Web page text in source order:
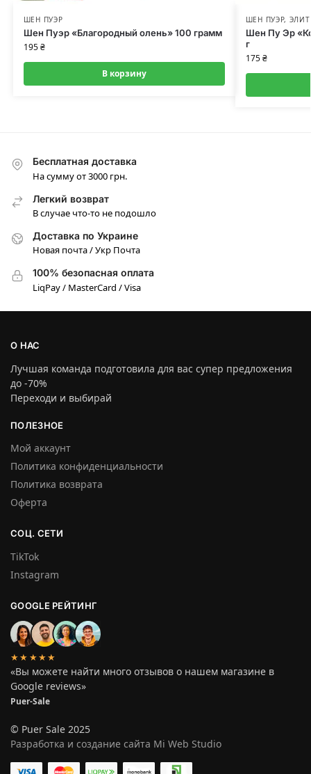
ШЕН ПУЭР
Шен Пуэр «Благородный олень» 100 грамм
195₴
В корзину
ШЕН ПУЭР,
Шен Пу Эр
г
175₴
Бесплатная доставка
На сумму от 3000 грн.
Легкий возврат
В случае что-то не подошло
Доставка по Украине
Новая почта / Укр Почта
100% безопасная оплата
LiqPay / MasterCard / Visa
О НАС
Лучшая команда подготовила для вас супер предложения
до -70%
Переходи и выбирай
ПОЛЕЗНОЕ
Мой аккаунт
Политика конфиденциальности
Политика возврата
Оферта
СОЦ. СЕТИ
TikTok
Instagram
GOOGLE РЕЙТИНГ
★★★★★
«Вы можете найти много отзывов о нашем магазине в
Google reviews»
Puer-Sale
© Puer Sale 2025
Разработка и создание сайта Mi Web Studio